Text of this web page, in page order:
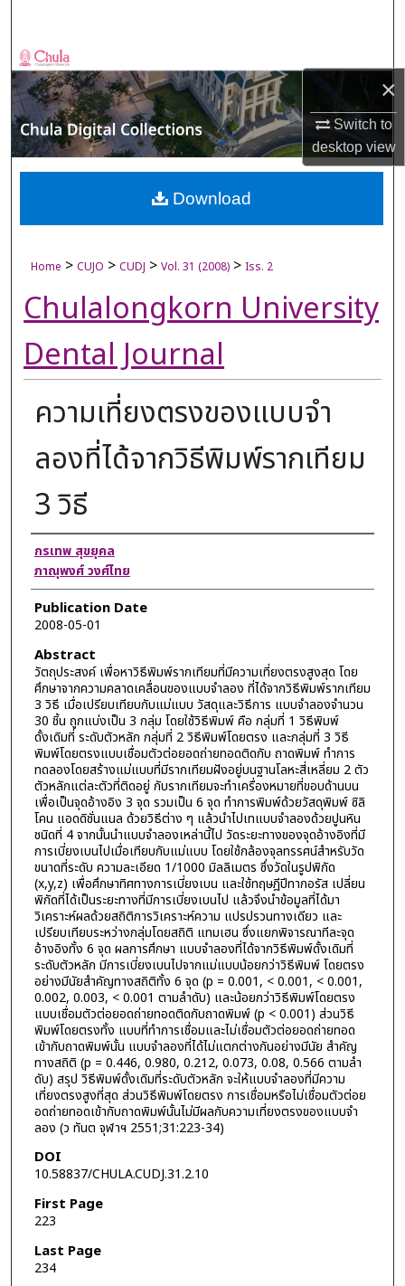
×
Switch to
desktopview
Browse Collections
My Account
About
Digital Commons Network™
Home > CUJO > CUDJ > Vol. 31 (2008) > Iss. 2
Chulalongkorn University
Dental Journal
ความเที่ยงตรงของแบบจํา
ลองที่ได้จากวิธีพิมพ์รากเทียม
3 วิธี
Authors
กรเทพ สุขยุคล
ภาณุพงศ์ วงศ์ไทย
Publication Date
2008-05-01
Abstract
วัตถุประสงค์ เพื่อหาวิธีพิมพ์รากเทียมที่มีความเที่ยงตรงสูงสุด โดย
ศึกษาจากความคลาดเคลื่อนของแบบจําลอง ที่ได้จากวิธีพิมพ์รากเทียม
3 วิธี เมื่อเปรียบเทียบกับแม่แบบ วัสดุและวิธีการ แบบจําลองจํานวน
30 ชิ้น ถูกแบ่งเป็น 3 กลุ่ม โดยใช้วิธีพิมพ์ คือ กลุ่มที่ 1 วิธีพิมพ์
ดั้งเดิมที่ ระดับตัวหลัก กลุ่มที่ 2 วิธีพิมพ์โดยตรง และกลุ่มที่ 3 วิธี
พิมพ์โดยตรงแบบเชื่อมตัวต่อยอดถ่ายทอดติดกับ ถาดพิมพ์ ทําการ
ทดลองโดยสร้างแม่แบบที่มีรากเทียมฝังอยู่บนฐานโลหะสี่เหลี่ยม 2 ตัว
ตัวหลักแต่ละตัวที่ติดอยู่ กับรากเทียมจะทําเครื่องหมายที่ขอบด้านบน
เพื่อเป็นจุดอ้างอิง 3 จุด รวมเป็น 6 จุด ทําการพิมพ์ด้วยวัสดุพิมพ์ ซิลิ
โคน แอดดิชั่นแนล ด้วยวิธีต่าง ๆ แล้วนําไปเทแบบจําลองด้วยปูนหิน
ชนิดที่ 4 จากนั้นนําแบบจําลองเหล่านี้ไป วัดระยะทางของจุดอ้างอิงที่มี
การเบี่ยงเบนไปเมื่อเทียบกับแม่แบบ โดยใช้กล้องจุลทรรศน์สําหรับวัด
ขนาดที่ระดับ ความละเอียด 1/1000 มิลลิเมตร ซึ่งวัดในรูปพิกัด
(x,y,z) เพื่อศึกษาทิศทางการเบี่ยงเบน และใช้ทฤษฎีปีทากอรัส เปลี่ยน
พิกัดที่ได้เป็นระยะทางที่มีการเบี่ยงเบนไป แล้วจึงนําข้อมูลที่ได้มา
วิเคราะห์ผลด้วยสถิติการวิเคราะห์ความ แปรปรวนทางเดียว และ
เปรียบเทียบระหว่างกลุ่มโดยสถิติ แทมเฮน ซึ่งแยกพิจารณาทีละจุด
อ้างอิงทั้ง 6 จุด ผลการศึกษา แบบจําลองที่ได้จากวิธีพิมพ์ดั้งเดิมที่
ระดับตัวหลัก มีการเบี่ยงเบนไปจากแม่แบบน้อยกว่าวิธีพิมพ์ โดยตรง
อย่างมีนัยสําคัญทางสถิติทั้ง 6 จุด (p = 0.001, < 0.001, < 0.001,
0.002, 0.003, < 0.001 ตามลําดับ) และน้อยกว่าวิธีพิมพ์โดยตรง
แบบเชื่อมตัวต่อยอดถ่ายทอดติดกับถาดพิมพ์ (p < 0.001) ส่วนวิธี
พิมพ์โดยตรงทั้ง แบบที่ทําการเชื่อมและไม่เชื่อมตัวต่อยอดถ่ายทอด
เข้ากับถาดพิมพ์นั้น แบบจําลองที่ได้ไม่แตกต่างกันอย่างมีนัย สําคัญ
ทางสถิติ (p = 0.446, 0.980, 0.212, 0.073, 0.08, 0.566 ตามลํา
ดับ) สรุป วิธีพิมพ์ดั้งเดิมที่ระดับตัวหลัก จะให้แบบจําลองที่มีความ
เที่ยงตรงสูงที่สุด ส่วนวิธีพิมพ์โดยตรง การเชื่อมหรือไม่เชื่อมตัวต่อย
อดถ่ายทอดเข้ากับถาดพิมพ์นั้นไม่มีผลกับความเที่ยงตรงของแบบจํา
ลอง (ว ทันต จุฬาฯ 2551;31:223-34)
DOI
10.58837/CHULA.CUDJ.31.2.10
First Page
223
Last Page
234
Download